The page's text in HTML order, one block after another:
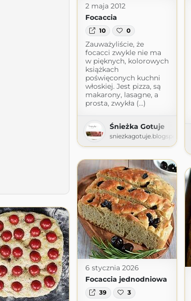
2 maja 2012
Focaccia
10 0
Zauważyliście, że
focacci zwykle nie ma
w pięknych, kolorowych
książkach
poświęconych kuchni
włoskiej. Jest pizza, są
makarony, lasagne, a
prosta, zwykła (...)
Śnieżka Gotuje
sniezkagotuje.blogspot.com
6 stycznia 2026
Focaccia jednodniowa
39 3